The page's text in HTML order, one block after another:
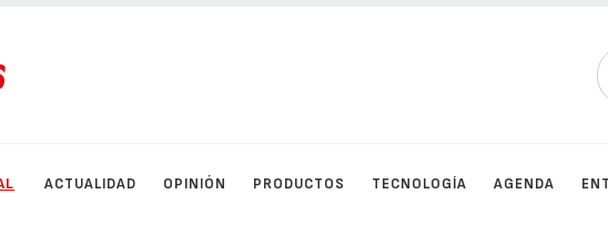
ACTUALIDAD OPINIÓN PRODUCTOS TECNOLOGÍA AGENDA